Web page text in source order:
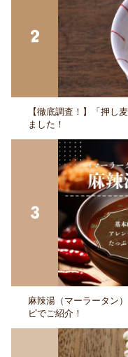
【徹底調査！】「押し
ました！
麻辣湯（マーラータン
ピでご紹介！